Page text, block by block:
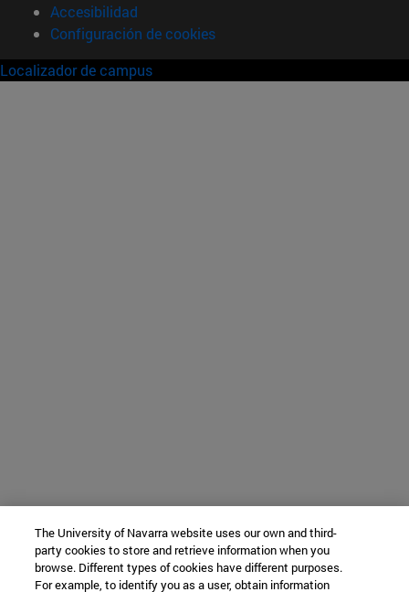
Accesibilidad
Configuración de cookies
Localizador de campus
The University of Navarra website uses our own and third-
party cookies to store and retrieve information when you
browse. Different types of cookies have different purposes.
For example, to identify you as a user, obtain information